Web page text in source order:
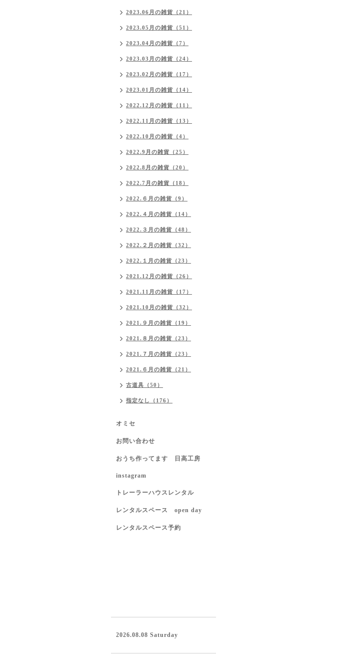
2023.06月の雑貨（21）
2023.05月の雑貨（51）
2023.04月の雑貨（7）
2023.03月の雑貨（24）
2023.02月の雑貨（17）
2023.01月の雑貨（14）
2022.12月の雑貨（11）
2022.11月の雑貨（13）
2022.10月の雑貨（4）
2022.9月の雑貨（25）
2022.8月の雑貨（20）
2022.7月の雑貨（18）
2022.６月の雑貨（9）
2022.４月の雑貨（14）
2022.３月の雑貨（48）
2022.２月の雑貨（32）
2022.１月の雑貨（23）
2021.12月の雑貨（26）
2021.11月の雑貨（17）
2021.10月の雑貨（32）
2021.９月の雑貨（19）
2021.８月の雑貨（23）
2021.７月の雑貨（23）
2021.６月の雑貨（21）
古道具（50）
指定なし（176）
オミセ
お問い合わせ
おうち作ってます 日高工房
instagram
トレーラーハウスレンタル
レンタルスペース open day
レンタルスペース予約
2026.08.08 Saturday